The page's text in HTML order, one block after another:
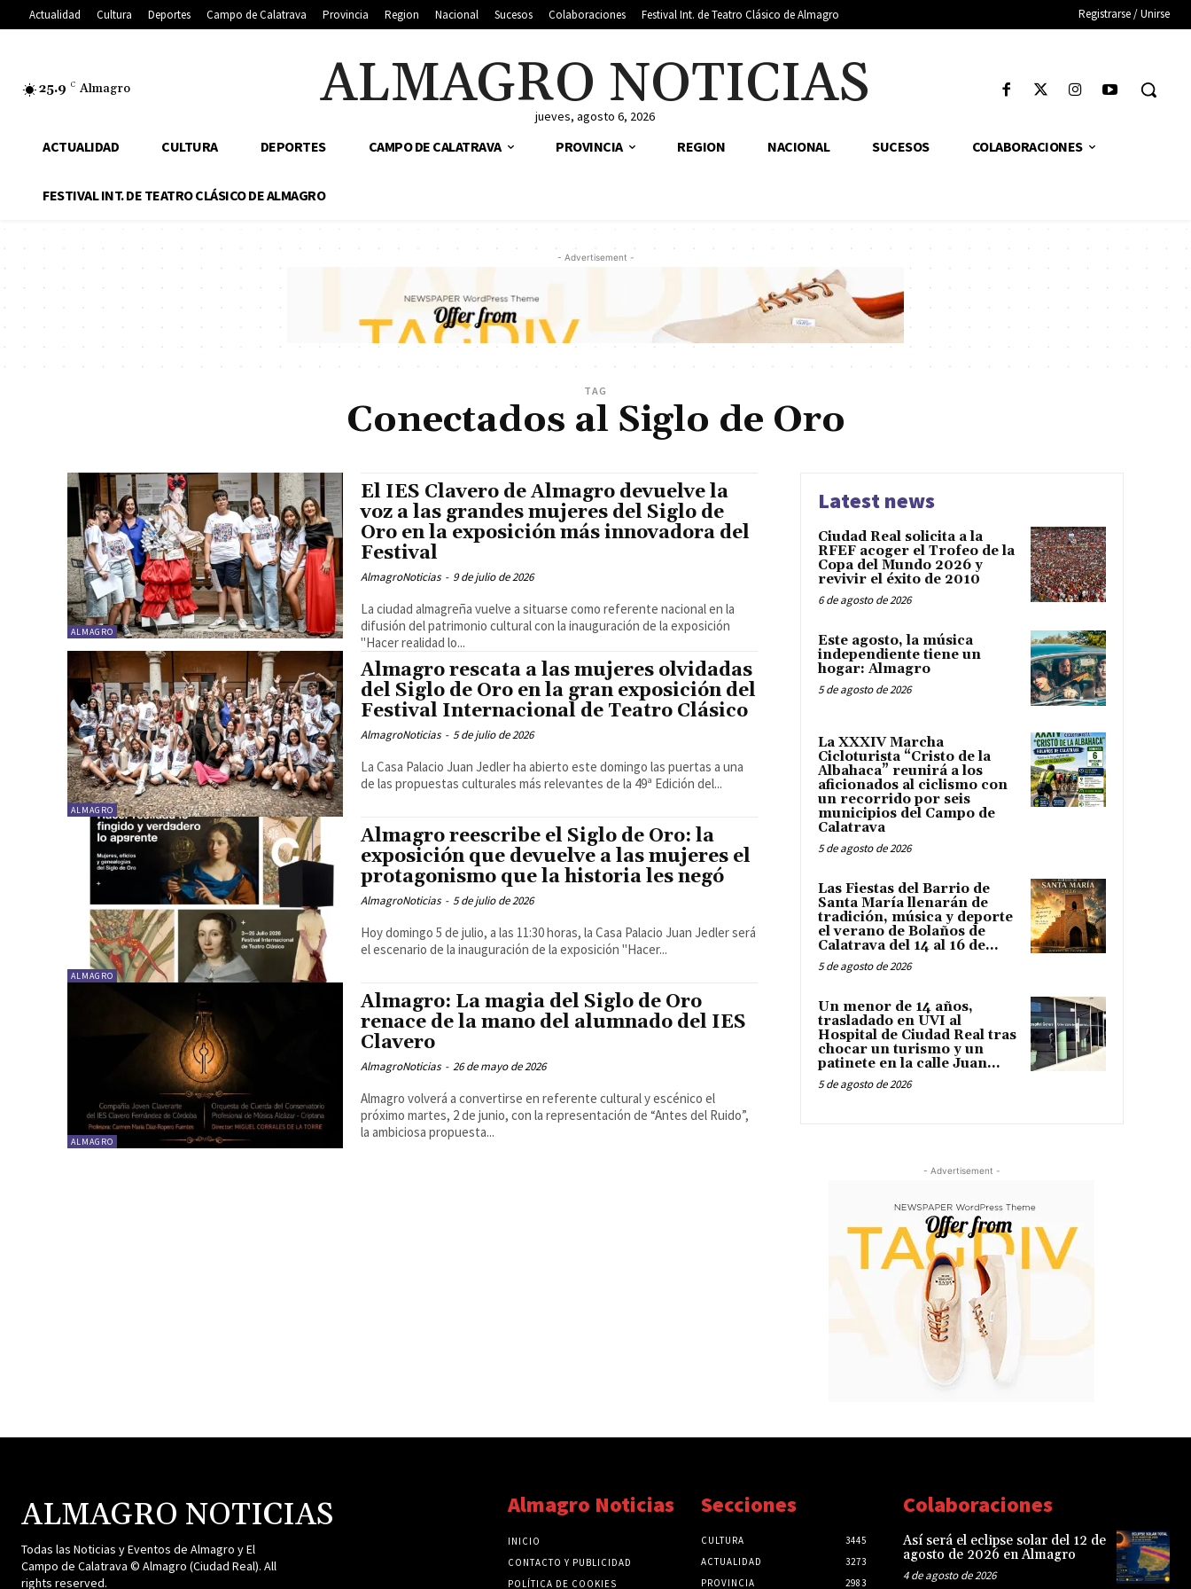
Actualidad Cultura Deportes Campo de Calatrava Provincia Region Nacional Sucesos Colaboraciones Festival Int. de Teatro Clásico de Almagro Registrarse / Unirse
25.9 C Almagro ALMAGRO NOTICIAS
jueves, agosto 6, 2026
ACTUALIDAD CULTURA DEPORTES CAMPO DE CALATRAVA PROVINCIA REGION NACIONAL SUCESOS COLABORACIONES
FESTIVAL INT. DE TEATRO CLÁSICO DE ALMAGRO
- Advertisement -
TAG
Conectados al Siglo de Oro
ALMAGRO
El IES Clavero de Almagro devuelve la
voz a las grandes mujeres del Siglo de
Oro en la exposición más innovadora del
Festival
AlmagroNoticias - 9 de julio de 2026
La ciudad almagreña vuelve a situarse como referente nacional en la
difusión del patrimonio cultural con la inauguración de la exposición
"Hacer realidad lo...
ALMAGRO
Almagro rescata a las mujeres olvidadas
del Siglo de Oro en la gran exposición del
Festival Internacional de Teatro Clásico
AlmagroNoticias - 5 de julio de 2026
La Casa Palacio Juan Jedler ha abierto este domingo las puertas a una
de las propuestas culturales más relevantes de la 49ª Edición del...
ALMAGRO
Almagro reescribe el Siglo de Oro: la
exposición que devuelve a las mujeres el
protagonismo que la historia les negó
AlmagroNoticias - 5 de julio de 2026
Hoy domingo 5 de julio, a las 11:30 horas, la Casa Palacio Juan Jedler será
el escenario de la inauguración de la exposición "Hacer...
ALMAGRO
Almagro: La magia del Siglo de Oro
renace de la mano del alumnado del IES
Clavero
AlmagroNoticias - 26 de mayo de 2026
Almagro volverá a convertirse en referente cultural y escénico el
próximo martes, 2 de junio, con la representación de “Antes del Ruido”,
la ambiciosa propuesta...
Latest news
Ciudad Real solicita a la
RFEF acoger el Trofeo de la
Copa del Mundo 2026 y
revivir el éxito de 2010
6 de agosto de 2026
Este agosto, la música
independiente tiene un
hogar: Almagro
5 de agosto de 2026
La XXXIV Marcha
Cicloturista “Cristo de la
Albahaca” reunirá a los
aficionados al ciclismo con
un recorrido por seis
municipios del Campo de
Calatrava
5 de agosto de 2026
Las Fiestas del Barrio de
Santa María llenarán de
tradición, música y deporte
el verano de Bolaños de
Calatrava del 14 al 16 de...
5 de agosto de 2026
Un menor de 14 años,
trasladado en UVI al
Hospital de Ciudad Real tras
chocar un turismo y un
patinete en la calle Juan...
5 de agosto de 2026
- Advertisement -
ALMAGRO NOTICIAS
Todas las Noticias y Eventos de Almagro y El
Campo de Calatrava © Almagro (Ciudad Real). All
rights reserved.
Almagro Noticias
INICIO
CONTACTO Y PUBLICIDAD
POLÍTICA DE COOKIES
Secciones
CULTURA
3445
ACTUALIDAD
3273
PROVINCIA
2983
Colaboraciones
Así será el eclipse solar del 12 de
agosto de 2026 en Almagro
4 de agosto de 2026